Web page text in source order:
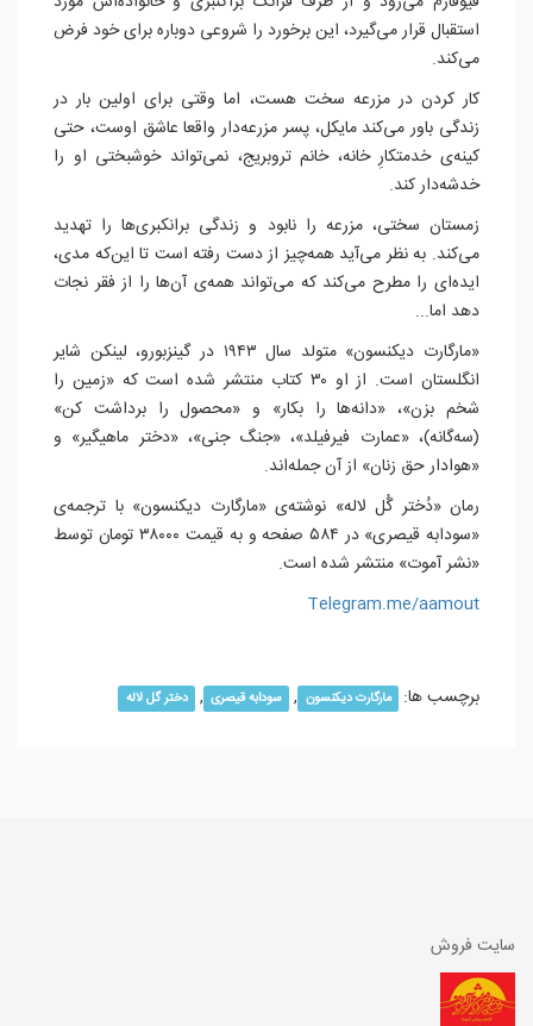
استقبال قرار می‌گیرد، این برخورد را شروعی دوباره برای خود فرض
می‌کند.
کار کردن در مزرعه سخت هست، اما وقتی برای اولین بار در
زندگی باور می‌کند مایکل، پسر مزرعه‌دار واقعا عاشق اوست، حتی
کینه‌ی خدمتکارِ خانه، خانم تروبریج، نمی‌تواند خوشبختی او را
خدشه‌دار کند.
زمستان سختی، مزرعه را نابود و زندگی برانکبری‌ها را تهدید
می‌کند. به نظر می‌آید همه‌چیز از دست رفته است تا این‌که مدی،
ایده‌ای را مطرح می‌کند که می‌تواند همه‌ی آن‌ها را از فقر نجات
دهد اما...
«مارگارت دیکنسون» متولد سال ۱۹۴۳ در گینزبورو، لینکن شایر
انگلستان است. از او ۳۰ کتاب منتشر شده است که «زمین را
شخم بزن»، «دانه‌ها را بکار» و «محصول را برداشت کن»
(سه‌گانه)، «عمارت فیرفیلد»، «جنگ جنی»، «دختر ماهیگیر» و
«هوادار حق زنان» از آن جمله‌‌اند.
رمان «دُختر گُل لاله» نوشته‌ی «مارگارت دیکنسون» با ترجمه‌ی
«سودابه قیصری» در ۵۸۴ صفحه و به قیمت ۳۸۰۰۰ تومان توسط
«نشر آموت» منتشر شده است.
Telegram.me/aamout
برچسب ها: مارگارت دیکنسون , سودابه قیصری , دختر گل لاله
سایت فروش